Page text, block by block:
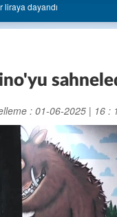
siyaseti değil, hizmet
: 01-06-2025 | 16 :